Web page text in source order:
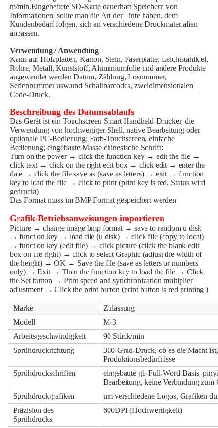
m/min.Eingebettete SD-Karte dauerhaft Speichern von
Informationen, sollte man die Art der Tinte haben, dem
Kundenbedarf folgen, sich an verschiedene Druckmaterialien
anpassen.
Verwendung / Anwendung
Kann auf Holzplatten, Karton, Stein, Faserplatte, Leichtstahlkiel,
Rohre, Metall, Kunststoff, Aluminiumfolie und andere Produkte
angewendet werden Datum, Zählung, Losnummer,
Seriennummer usw.und Schaltbarcodes, zweidimensionalen
Code-Druck.
Beschreibung des Datumsablaufs
Das Gerät ist ein Touchscreen Smart Handheld-Drucker, die
Verwendung von hochwertiger Shell, native Bearbeitung oder
optionale PC-Bedienung; Farb-Touchscreen, einfache
Bedienung; eingebaute Masse chinesische Schrift:
Turn on the power → click the function key → edit the file →
click text → click on the right edit box → click edit → enter the
date → click the file save as (save as letters) → exit → function
key to load the file → click to print (print key is red, Status wird
gedruckt)
Das Format muss im BMP Format gespeichert werden
Grafik-Betriebsanweisungen importieren
Picture → change image bmp format → save to random u disk
→ function key → load file (u disk) → click file (copy to local)
→ function key (edit file) → click picture (click the blank edit
box on the right) → click to select Graphic (adjust the width of
the height) → OK → Save the file (save as letters or numbers
only) → Exit → Then the function key to load the file → Click
the Set button → Print speed and synchronization multiplier
adjustment → Click the print button (print button is red printing )
Marke
Zulassung
Modell
M-3
Arbeitsgeschwindigkeit
90 Stück/min
Sprühdruckrichtung
360-Grad-Druck, ob es die Macht
Produktionsbedürfnisse
Sprühdruckschriften
eingebaute gb-Full-Word-Basis,
Bearbeitung, keine Verbindung zum
Sprühdruckgrafiken
um verschiedene Logos, Grafiken
Präzision des
Sprühdrucks
600DPI (Hochwertigkeit)